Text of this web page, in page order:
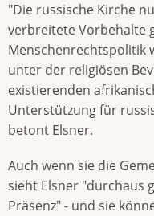
"Die russische Kirche
verbreitete Vorbehalte
Menschenrechtspolitik
unter der religiösen
existierenden
Unterstützung für
betont Elsner.
Auch wenn sie die
sieht Elsner "durchaus
Präsenz" - und sie